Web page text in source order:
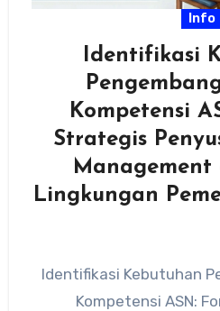
Info
Identifikasi
Kompetensi
Strategis
Management
Lingkungan
Identifikasi Kebutuhan
Kompetensi ASN: